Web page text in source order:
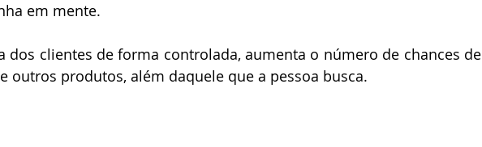
em mente.
dos clientes de forma controlada, aumenta o número de chances de
outros produtos, além daquele que a pessoa busca.